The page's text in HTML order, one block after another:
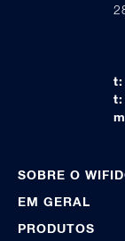
t:
t:
SOBRE O
EM GERAL
PRODUTOS